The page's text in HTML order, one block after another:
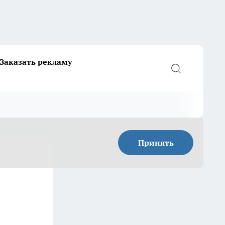
Заказать рекламу
Принять